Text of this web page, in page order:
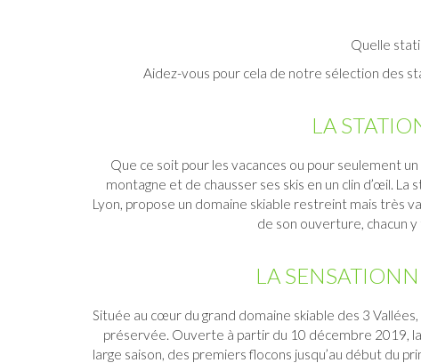
Quelle
Aidez-vous pour cela de notre sélection des
LA
Que ce soit pour les vacances ou pour seulement
montagne et de chausser ses skis en un clin d’œil. La
Lyon, propose un domaine skiable restreint mais très
de son ouverture, chacun
LA
Située au cœur du grand domaine skiable des 3
préservée. Ouverte à partir du 10 décembre 2019,
large saison, des premiers flocons jusqu’au début du